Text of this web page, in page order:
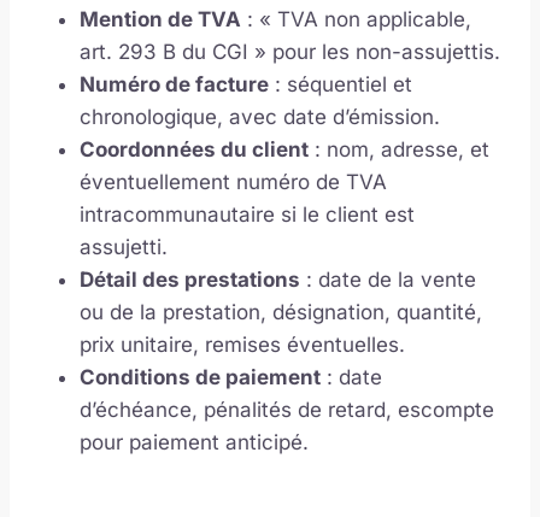
Mention de TVA : « TVA non applicable,
art. 293 B du CGI » pour les non-assujettis.
Numéro de facture : séquentiel et
chronologique, avec date d’émission.
Coordonnées du client : nom, adresse, et
éventuellement numéro de TVA
intracommunautaire si le client est
assujetti.
Détail des prestations : date de la vente
ou de la prestation, désignation, quantité,
prix unitaire, remises éventuelles.
Conditions de paiement : date
d’échéance, pénalités de retard, escompte
pour paiement anticipé.